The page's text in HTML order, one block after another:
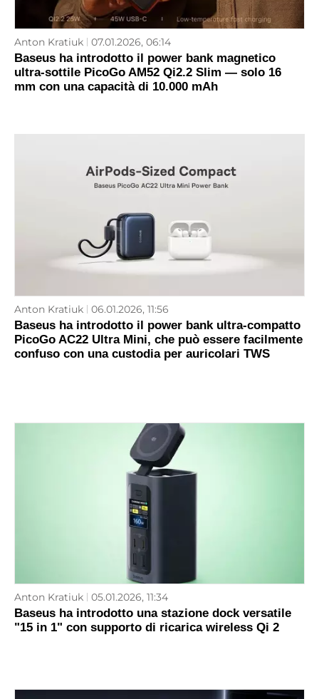
Anton Kratiuk 07.01.2026, 06:14
Baseus ha introdotto il power bank magnetico
ultra-sottile PicoGo AM52 Qi2.2 Slim — solo 16
mm con una capacità di 10.000 mAh
Anton Kratiuk 06.01.2026, 11:56
Baseus ha introdotto il power bank ultra-compatto
PicoGo AC22 Ultra Mini, che può essere facilmente
confuso con una custodia per auricolari TWS
Anton Kratiuk 05.01.2026, 11:34
Baseus ha introdotto una stazione dock versatile
"15 in 1" con supporto di ricarica wireless Qi 2